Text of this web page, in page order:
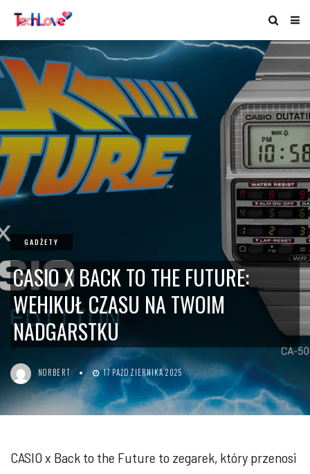
GADŻETY
CASIO X BACK TO THE FUTURE:
WEHIKUŁ CZASU NA TWOIM
NADGARSTKU
NORBERT 17 PAŹDZIERNIKA 2025
CASIO x Back to the Future to zegarek, który przenosi